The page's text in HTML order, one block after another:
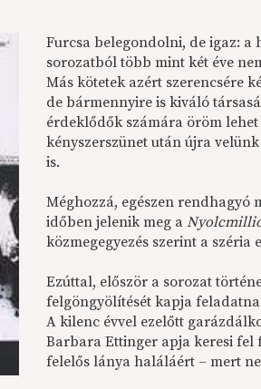
Furcsa belegondolni, de igaz:
sorozatból több mint két éve
Más kötetek azért szerencsére
de bármennyire is kiváló
érdeklődők számára öröm
kényszerszünet után újra
is.
Méghozzá, egészen rendhagyó
időben jelenik meg a
közmegegyezés szerint a széria
Ezúttal, először a sorozat
felgöngyölítését kapja
A kilenc évvel ezelőtt
Barbara Ettinger apja keresi fel
felelős lánya haláláért – mert